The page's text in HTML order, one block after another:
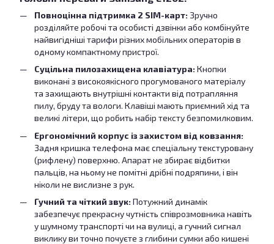
Повноцінна підтримка 2 SIM-карт: Зручно
розділяйте робочі та особисті дзвінки або комбінуйте
найвигідніші тарифи різних мобільних операторів в
одному компактному пристрої.
Суцільна пилозахищена клавіатура: Кнопки
виконані з високоякісного прогумованого матеріалу
та захищають внутрішні контакти від потрапляння
пилу, бруду та вологи. Клавіші мають приємний хід та
великі літери, що робить набір тексту безпомилковим.
Ергономічний корпус із захистом від ковзання:
Задня кришка телефона має спеціальну текстуровану
(рифлену) поверхню. Апарат не збирає відбитки
пальців, на ньому не помітні дрібні подряпини, і він
ніколи не вислизне з рук.
Гучний та чіткий звук: Потужний динамік
забезпечує прекрасну чутність співрозмовника навіть
у шумному транспорті чи на вулиці, а гучний сигнал
виклику ви точно почуєте з глибини сумки або кишені